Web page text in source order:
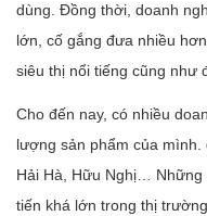
dùng. Đồng thời, doanh
lớn, cố gắng đưa nhiều
siêu thị nổi tiếng cũng như
Cho đến nay, có nhiều
lượng sản phẩm của
Hải Hà, Hữu Nghị…
tiến khá lớn trong thị